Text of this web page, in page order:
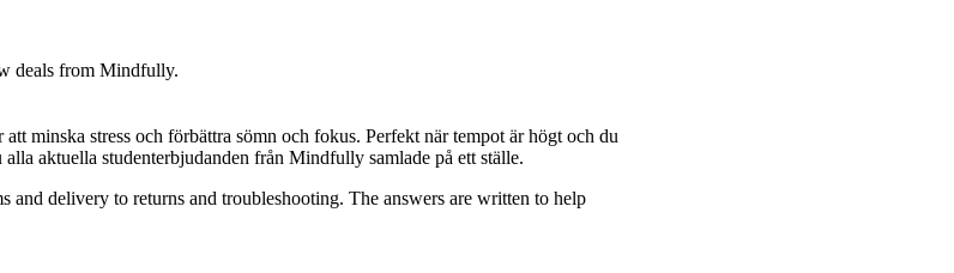
deals from Mindfully.
minska stress och förbättra sömn och fokus. Perfekt när tempot är högt och du
aktuella studenterbjudanden från Mindfully samlade på ett ställe.
delivery to returns and troubleshooting. The answers are written to help